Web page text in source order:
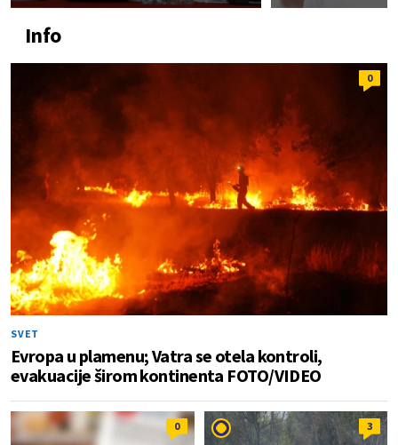
Info
0
SVET
Evropa u plamenu; Vatra se otela kontroli,
evakuacije širom kontinenta FOTO/VIDEO
0 3